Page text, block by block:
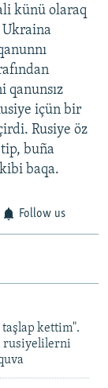
künü olaraq
Ukraina
qanunsız
içün bir
Rusiye öz
buña
baqa.
Follow us
kettim".
rusiyelilerni